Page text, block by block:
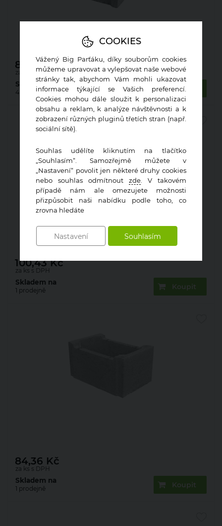
za ks s DPH
88,38Kč
Koupit
Skladem na
4 prodejnách
za ks s DPH
500×400×250 mm (30)
100,43Kč
Koupit
Skladem na
1 prodejně
za ks s DPH
84,36 Kč
Koupit
Skladem na
1 prodejně
COOKIES
Vážený Big Parťáku, díky souborům cookies
můžeme upravovat a vylepšovat naše webové
stránky tak, abychom Vám mohli ukazovat
informace týkající se Vašich preferencí.
Cookies mohou dále sloužit k personalizaci
obsahu a reklam, k analýze návštěvnosti a k
zobrazení různých pluginů třetích stran (např.
sociální sítě).
Souhlas udělíte kliknutím na tlačítko
„Souhlasím“. Samozřejmě můžete v
„Nastavení“ povolit jen některé druhy cookies
nebo souhlas odmítnout zde. V takovém
případě nám ale omezujete možnosti
přizpůsobit naši nabídku podle toho, co
zrovna hledáte
Nastavení Souhlasím